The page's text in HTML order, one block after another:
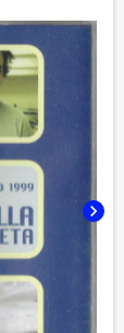
chevron_right